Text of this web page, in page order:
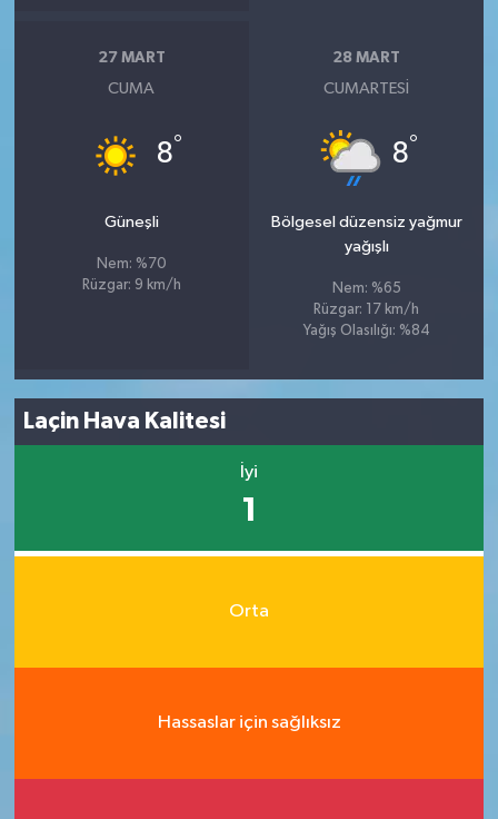
27 MART
CUMA
8°
Güneşli
Nem: %70
Rüzgar: 9 km/h
28 MART
CUMARTESI
8°
Bölgesel düzensiz yağmur
yağışlı
Nem: %65
Rüzgar: 17 km/h
Yağış Olasılığı: %84
Laçin Hava Kalitesi
İyi
1
Orta
Hassaslar için sağlıksız